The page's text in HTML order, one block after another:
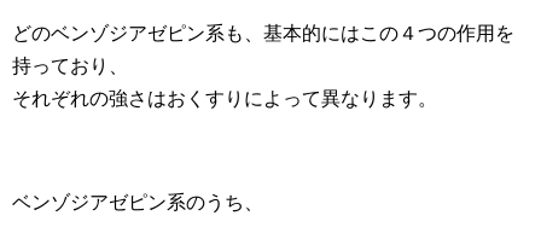
どのベンゾジアゼピン系も、基本的にはこの４つの作用を
持っており、
それぞれの強さはおくすりによって異なります。
ベンゾジアゼピン系のうち、